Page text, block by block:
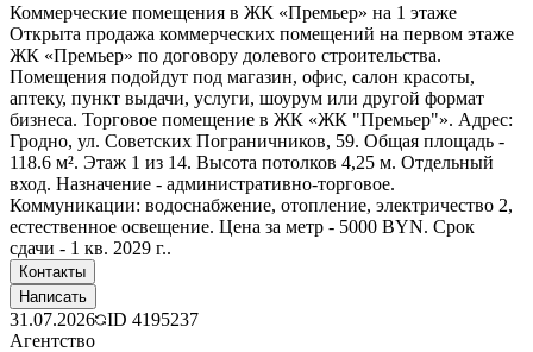
Коммерческие помещения в ЖК «Премьер» на 1 этаже
Открыта продажа коммерческих помещений на первом этаже
ЖК «Премьер» по договору долевого строительства.
Помещения подойдут под магазин, офис, салон красоты,
аптеку, пункт выдачи, услуги, шоурум или другой формат
бизнеса. Торговое помещение в ЖК «ЖК "Премьер"». Адрес:
Гродно, ул. Советских Пограничников, 59. Общая площадь -
118.6 м². Этаж 1 из 14. Высота потолков 4,25 м. Отдельный
вход. Назначение - административно-торговое.
Коммуникации: водоснабжение, отопление, электричество 2,
естественное освещение. Цена за метр - 5000 BYN. Срок
сдачи - 1 кв. 2029 г..
Контакты
Написать
31.07.2026 ID 4195237
Агентство